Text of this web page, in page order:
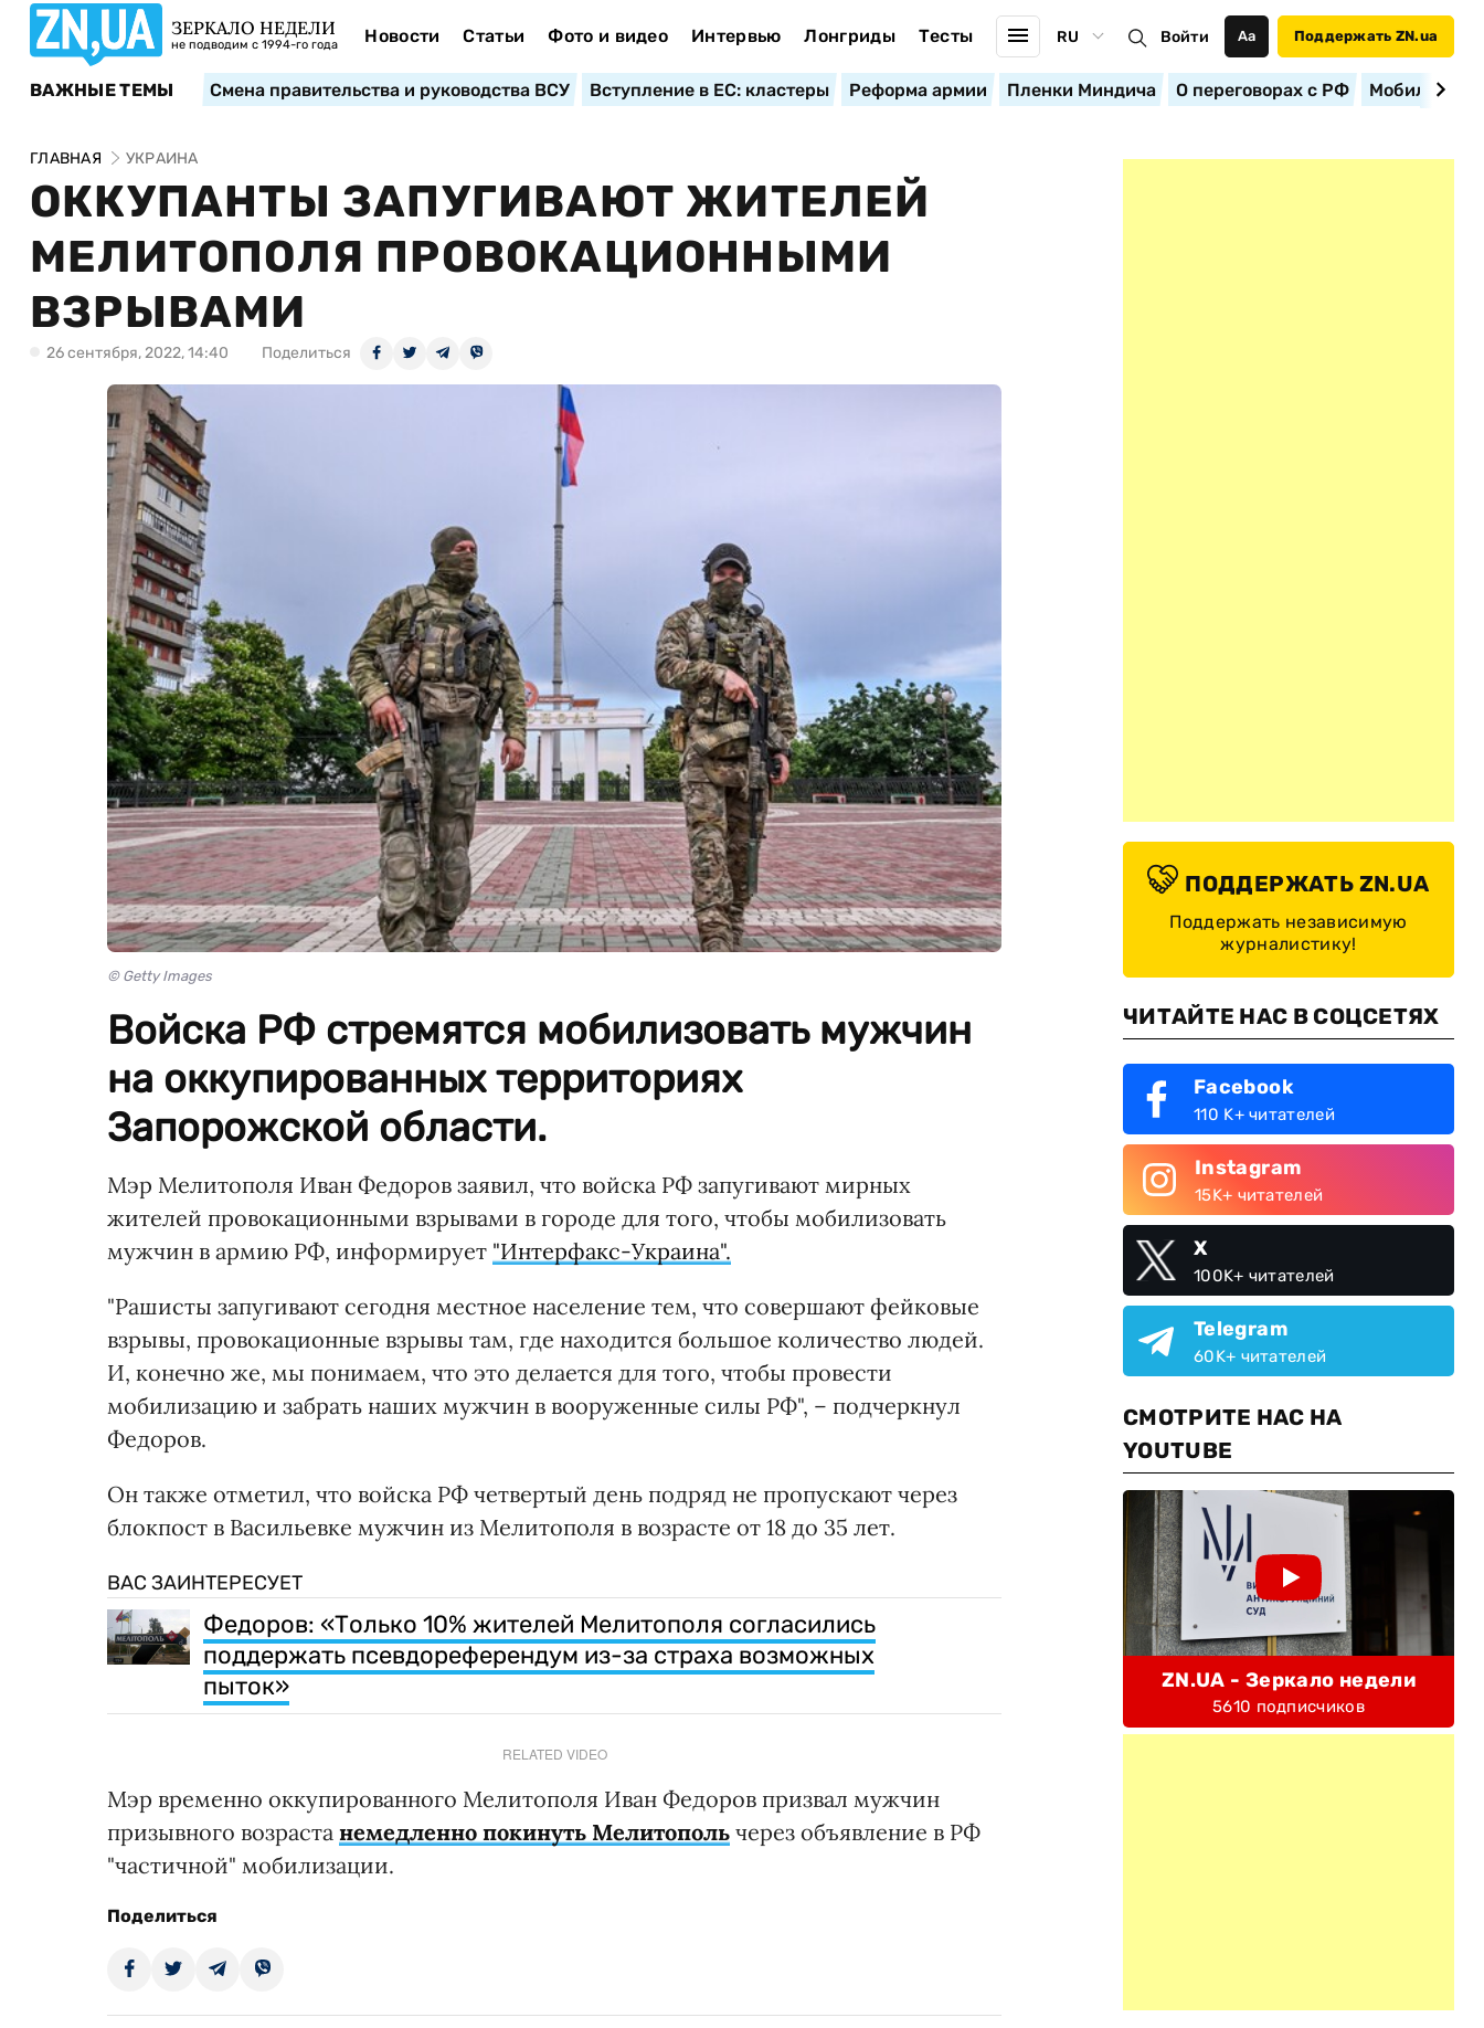
ЗЕРКАЛО НЕДЕЛИ
не подводим с 1994-го года Новости Статьи Фото и видео Интервью Лонгриды Тесты RU Войти Аа Поддержать ZN.ua
ВАЖНЫЕ ТЕМЫ Смена правительства и руководства ВСУ Вступление в ЕС: кластеры Реформа армии Пленки Миндича О переговорах с РФ
ГЛАВНАЯ УКРАИНА
ОККУПАНТЫ ЗАПУГИВАЮТ ЖИТЕЛЕЙ
МЕЛИТОПОЛЯ ПРОВОКАЦИОННЫМИ
ВЗРЫВАМИ
26 сентября, 2022, 14:40 Поделиться
© Getty Images
Войска РФ стремятся мобилизовать мужчин
на оккупированных территориях
Запорожской области.
Мэр Мелитополя Иван Федоров заявил, что войска РФ запугивают мирных
жителей провокационными взрывами в городе для того, чтобы мобилизовать
мужчин в армию РФ, информирует "Интерфакс-Украина".
"Рашисты запугивают сегодня местное население тем, что совершают фейковые
взрывы, провокационные взрывы там, где находится большое количество людей.
И, конечно же, мы понимаем, что это делается для того, чтобы провести
мобилизацию и забрать наших мужчин в вооруженные силы РФ", – подчеркнул
Федоров.
Он также отметил, что войска РФ четвертый день подряд не пропускают через
блокпост в Васильевке мужчин из Мелитополя в возрасте от 18 до 35 лет.
ВАС ЗАИНТЕРЕСУЕТ
Федоров: «Только 10% жителей Мелитополя согласились
поддержать псевдореферендум из-за страха возможных
пыток»
RELATED VIDEO
Мэр временно оккупированного Мелитополя Иван Федоров призвал мужчин
призывного возраста немедленно покинуть Мелитополь через объявление в РФ
"частичной" мобилизации.
Поделиться
ПОДДЕРЖАТЬ ZN.UA
Поддержать независимую
журналистику!
ЧИТАЙТЕ НАС В СОЦСЕТЯХ
Facebook
110 K+ читателей
Instagram
15K+ читателей
X
100K+ читателей
Telegram
60K+ читателей
СМОТРИТЕ НАС НА
YOUTUBE
ZN.UA - Зеркало недели
5610 подписчиков